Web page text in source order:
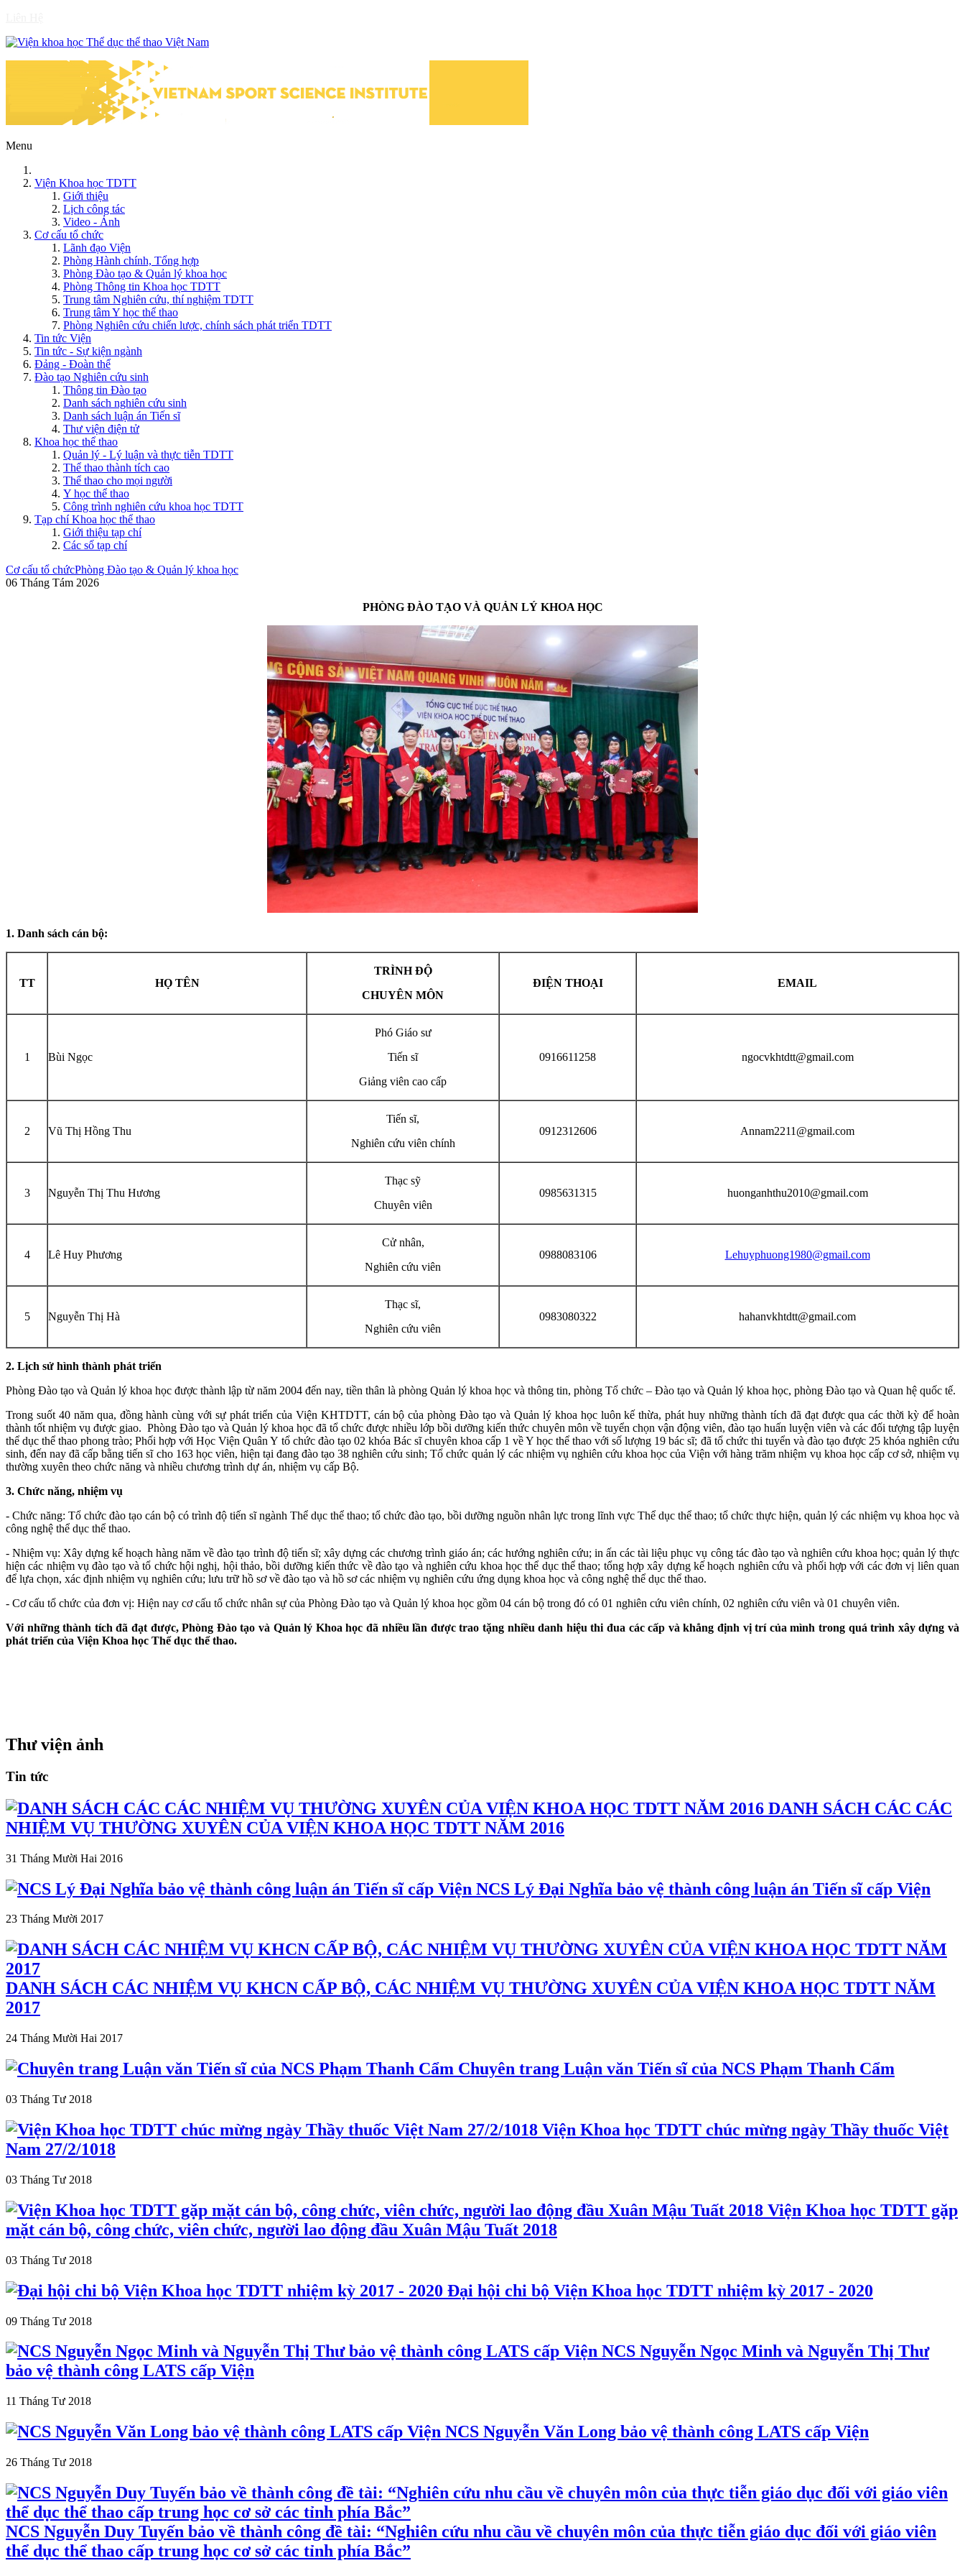
Menu
Viện Khoa học TDTT
Giới thiệu
Lịch công tác
Video - Ảnh
Cơ cấu tổ chức
Lãnh đạo Viện
Phòng Hành chính, Tổng hợp
Phòng Đào tạo & Quản lý khoa học
Phòng Thông tin Khoa học TDTT
Trung tâm Nghiên cứu, thí nghiệm TDTT
Trung tâm Y học thể thao
Phòng Nghiên cứu chiến lược, chính sách phát triển TDTT
Tin tức Viện
Tin tức - Sự kiện ngành
Đảng - Đoàn thể
Đào tạo Nghiên cứu sinh
Thông tin Đào tạo
Danh sách nghiên cứu sinh
Danh sách luận án Tiến sĩ
Thư viện điện tử
Khoa học thể thao
Quản lý - Lý luận và thực tiễn TDTT
Thể thao thành tích cao
Thể thao cho mọi người
Y học thể thao
Công trình nghiên cứu khoa học TDTT
Tạp chí Khoa học thể thao
Giới thiệu tạp chí
Các số tạp chí
Cơ cấu tổ chứcPhòng Đào tạo & Quản lý khoa học
06 Tháng Tám 2026
PHÒNG ĐÀO TẠO VÀ QUẢN LÝ KHOA HỌC
1. Danh sách cán bộ:
TT HỌ TÊN
TRÌNH ĐỘ
CHUYÊN MÔN
ĐIỆN THOẠI EMAIL
1 Bùi Ngọc
Phó Giáo sư
Tiến sĩ
Giảng viên cao cấp
0916611258 ngocvkhtdtt@gmail.com
2 Vũ Thị Hồng Thu
Tiến sĩ,
Nghiên cứu viên chính
0912312606 Annam2211@gmail.com
3 Nguyễn Thị Thu Hương
Thạc sỹ
Chuyên viên
0985631315 huonganhthu2010@gmail.com
4 Lê Huy Phương
Cử nhân,
Nghiên cứu viên
0988083106 Lehuyphuong1980@gmail.com
5 Nguyễn Thị Hà
Thạc sĩ,
Nghiên cứu viên
0983080322 hahanvkhtdtt@gmail.com
2. Lịch sử hình thành phát triển
Phòng Đào tạo và Quản lý khoa học được thành lập từ năm 2004 đến nay, tiền thân là phòng Quản lý khoa học và thông tin, phòng Tổ chức – Đào tạo và Quản lý khoa học, phòng Đào tạo và Quan hệ quốc tế.
Trong suốt 40 năm qua, đồng hành cùng với sự phát triển của Viện KHTDTT, cán bộ của phòng Đào tạo và Quản lý khoa học luôn kế thừa, phát huy những thành tích đã đạt được qua các thời kỳ để hoàn
thành tốt nhiệm vụ được giao. Phòng Đào tạo và Quản lý khoa học đã tổ chức được nhiều lớp bồi dưỡng kiến thức chuyên môn về tuyển chọn vận động viên, đào tạo huấn luyện viên và các đối tượng tập luyện
thể dục thể thao phong trào; Phối hợp với Học Viện Quân Y tổ chức đào tạo 02 khóa Bác sĩ chuyên khoa cấp 1 về Y học thể thao với số lượng 19 bác sĩ; đã tổ chức thi tuyển và đào tạo được 25 khóa nghiên cứu
sinh, đến nay đã cấp bằng tiến sĩ cho 163 học viên, hiện tại đang đào tạo 38 nghiên cứu sinh; Tổ chức quản lý các nhiệm vụ nghiên cứu khoa học của Viện với hàng trăm nhiệm vụ khoa học cấp cơ sở, nhiệm vụ
thường xuyên theo chức năng và nhiều chương trình dự án, nhiệm vụ cấp Bộ.
3. Chức năng, nhiệm vụ
- Chức năng: Tổ chức đào tạo cán bộ có trình độ tiến sĩ ngành Thể dục thể thao; tổ chức đào tạo, bồi dưỡng nguồn nhân lực trong lĩnh vực Thể dục thể thao; tổ chức thực hiện, quản lý các nhiệm vụ khoa học và
công nghệ thể dục thể thao.
- Nhiệm vụ: Xây dựng kế hoạch hàng năm về đào tạo trình độ tiến sĩ; xây dựng các chương trình giáo án; các hướng nghiên cứu; in ấn các tài liệu phục vụ công tác đào tạo và nghiên cứu khoa học; quản lý thực
hiện các nhiệm vụ đào tạo và tổ chức hội nghị, hội thảo, bồi dưỡng kiến thức về đào tạo và nghiên cứu khoa học thể dục thể thao; tổng hợp xây dựng kế hoạch nghiên cứu và phối hợp với các đơn vị liên quan
để lựa chọn, xác định nhiệm vụ nghiên cứu; lưu trữ hồ sơ về đào tạo và hồ sơ các nhiệm vụ nghiên cứu ứng dụng khoa học và công nghệ thể dục thể thao.
- Cơ cấu tổ chức của đơn vị: Hiện nay cơ cấu tổ chức nhân sự của Phòng Đào tạo và Quản lý khoa học gồm 04 cán bộ trong đó có 01 nghiên cứu viên chính, 02 nghiên cứu viên và 01 chuyên viên.
Với những thành tích đã đạt được, Phòng Đào tạo và Quản lý Khoa học đã nhiều lần được trao tặng nhiều danh hiệu thi đua các cấp và khẳng định vị trí của mình trong quá trình xây dựng và
phát triển của Viện Khoa học Thể dục thể thao.
Thư viện ảnh
Tin tức
DANH SÁCH CÁC CÁC
NHIỆM VỤ THƯỜNG XUYÊN CỦA VIỆN KHOA HỌC TDTT NĂM 2016
31 Tháng Mười Hai 2016
NCS Lý Đại Nghĩa bảo vệ thành công luận án Tiến sĩ cấp Viện
23 Tháng Mười 2017
DANH SÁCH CÁC NHIỆM VỤ KHCN CẤP BỘ, CÁC NHIỆM VỤ THƯỜNG XUYÊN CỦA VIỆN KHOA HỌC TDTT NĂM
2017
24 Tháng Mười Hai 2017
Chuyên trang Luận văn Tiến sĩ của NCS Phạm Thanh Cẩm
03 Tháng Tư 2018
Viện Khoa học TDTT chúc mừng ngày Thầy thuốc Việt
Nam 27/2/1018
03 Tháng Tư 2018
Viện Khoa học TDTT gặp
mặt cán bộ, công chức, viên chức, người lao động đầu Xuân Mậu Tuất 2018
03 Tháng Tư 2018
Đại hội chi bộ Viện Khoa học TDTT nhiệm kỳ 2017 - 2020
09 Tháng Tư 2018
NCS Nguyễn Ngọc Minh và Nguyễn Thị Thư
bảo vệ thành công LATS cấp Viện
11 Tháng Tư 2018
NCS Nguyễn Văn Long bảo vệ thành công LATS cấp Viện
26 Tháng Tư 2018
NCS Nguyễn Duy Tuyến bảo về thành công đề tài: “Nghiên cứu nhu cầu về chuyên môn của thực tiễn giáo dục đối với giáo viên
thể dục thể thao cấp trung học cơ sở các tỉnh phía Bắc”